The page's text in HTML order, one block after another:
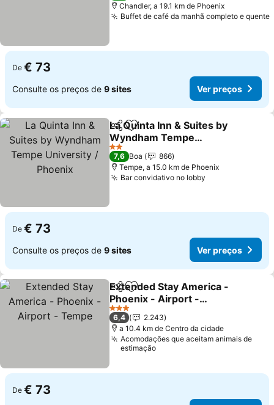
Chandler, a 19.1 km de Phoenix
Buffet de café da manhã completo e quente
De € 73
Consulte os preços de 9 sites Ver preços
PartilharAdicionar aos favoritos
La Quinta Inn & Suites by
Wyndham Tempe
University / Phoenix
2 Estrelas
7,6 Boa
866
Tempe, a 15.0 km de Phoenix
Bar convidativo no lobby
De € 73
Consulte os preços de 9 sites Ver preços
PartilharAdicionar aos favoritos
Extended Stay America -
Phoenix - Airport -
Tempe
3 Estrelas
6,4
2.243
a 10.4 km de Centro da cidade
Acomodações que aceitam animais de
estimação
De € 73